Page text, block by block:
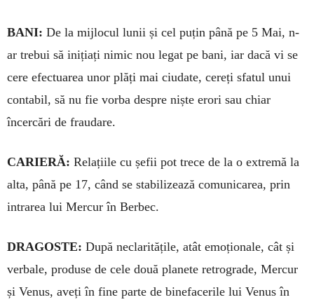
BANI: De la mijlocul lunii și cel pu­țin până pe 5 Mai, n-
ar trebui să ini­țiați nimic nou legat pe bani, iar dacă vi se
cere efectuarea unor plăți mai ciudate, cereți sfatul unui
contabil, să nu fie vorba despre niște erori sau chiar
încercări de fraudare.
CARIERĂ: Relațiile cu șefii pot trece de la o extremă la
alta, până pe 17, când se stabilizează comunica­rea, prin
intrarea lui Mercur în Ber­bec.
DRAGOSTE: După neclari­tă­țile, atât emoționale, cât și
verbale, produse de cele două planete retrograde, Mercur
și Venus, aveți în fine parte de binefacerile lui Venus în